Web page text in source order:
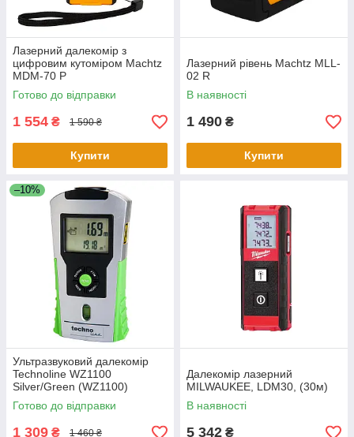
Лазерний далекомір з
цифровим кутоміром Machtz
MDM-70 P
Готово до відправки
1 554 ₴ 1 590 ₴
Купити
Лазерний рівень Machtz MLL-
02 R
В наявності
1 490 ₴
Купити
–10%
Ультразвуковий далекомір
Technoline WZ1100
Silver/Green (WZ1100)
Готово до відправки
1 309 ₴ 1 460 ₴
Далекомір лазерний
MILWAUKEE, LDM30, (30м)
В наявності
5 342 ₴